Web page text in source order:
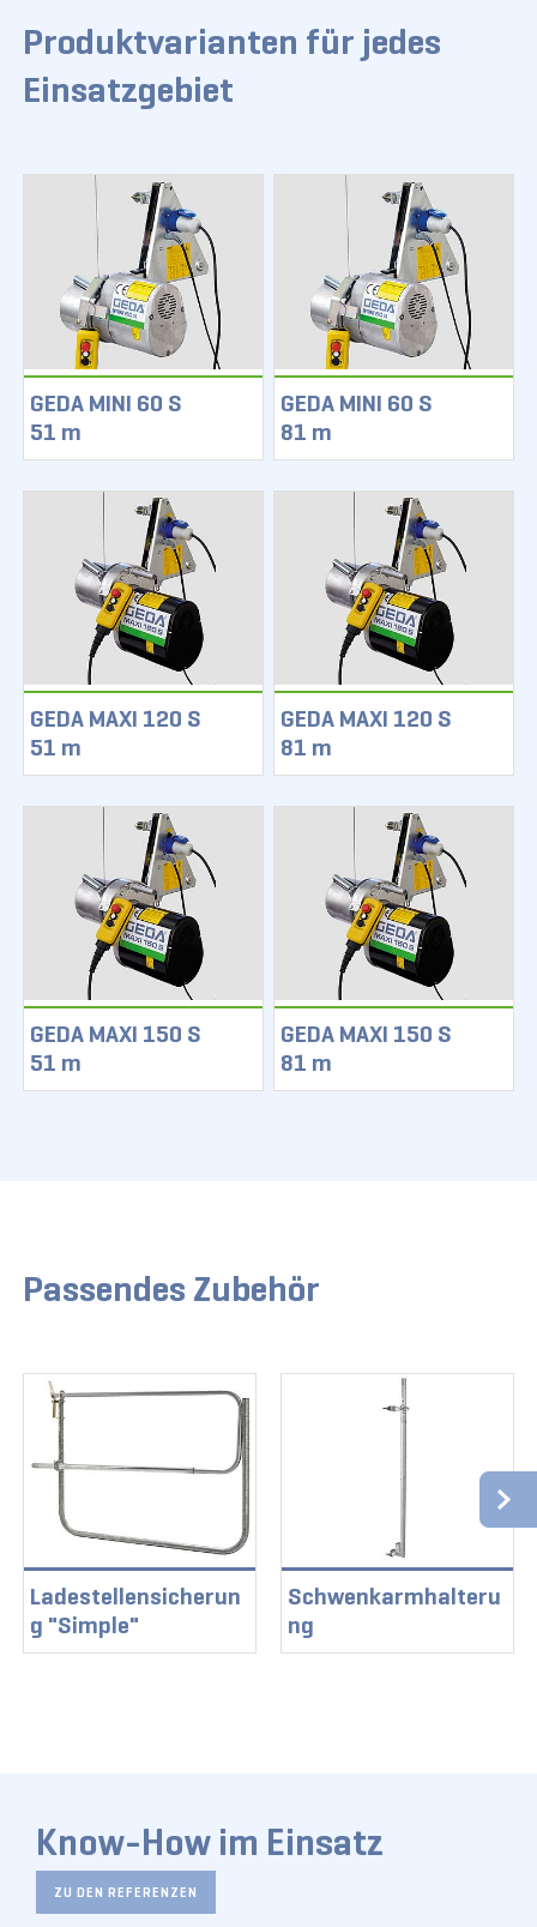
Produktvarianten für jedes
Einsatzgebiet
GEDA MINI 60 S
51 m
GEDA MINI 60 S
81 m
GEDA MAXI 120 S
51 m
GEDA MAXI 120 S
81 m
GEDA MAXI 150 S
51 m
GEDA MAXI 150 S
81 m
Passendes Zubehör
Ladestellensicherun
g "Simple"
Schwenkarmhalteru
ng
Know-How im Einsatz
ZU DEN REFERENZEN